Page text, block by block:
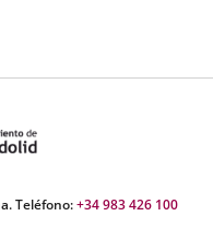
Teléfono:+34 983 426 100